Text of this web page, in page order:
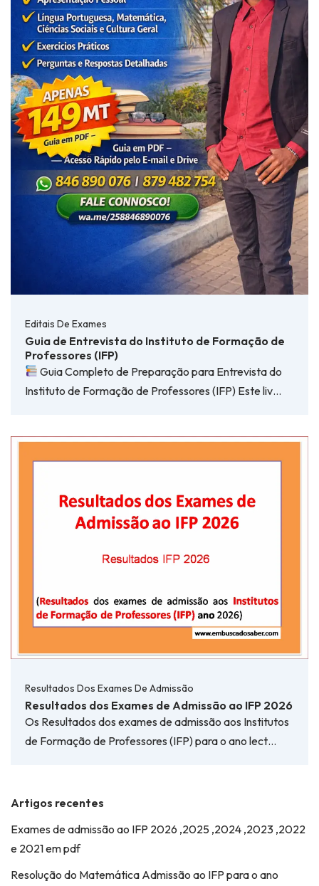
Editais De Exames
Guia de Entrevista do Instituto de Formação de
Professores (IFP)
Guia Completo de Preparação para Entrevista do
Instituto de Formação de Professores (IFP) Este liv…
Resultados Dos Exames De Admissão
Resultados dos Exames de Admissão ao IFP 2026
Os Resultados dos exames de admissão aos Institutos
de Formação de Professores (IFP) para o ano lect…
Artigos recentes
Exames de admissão ao IFP 2026 ,2025 ,2024 ,2023 ,2022
e 2021 em pdf
Resolução do Matemática Admissão ao IFP para o ano